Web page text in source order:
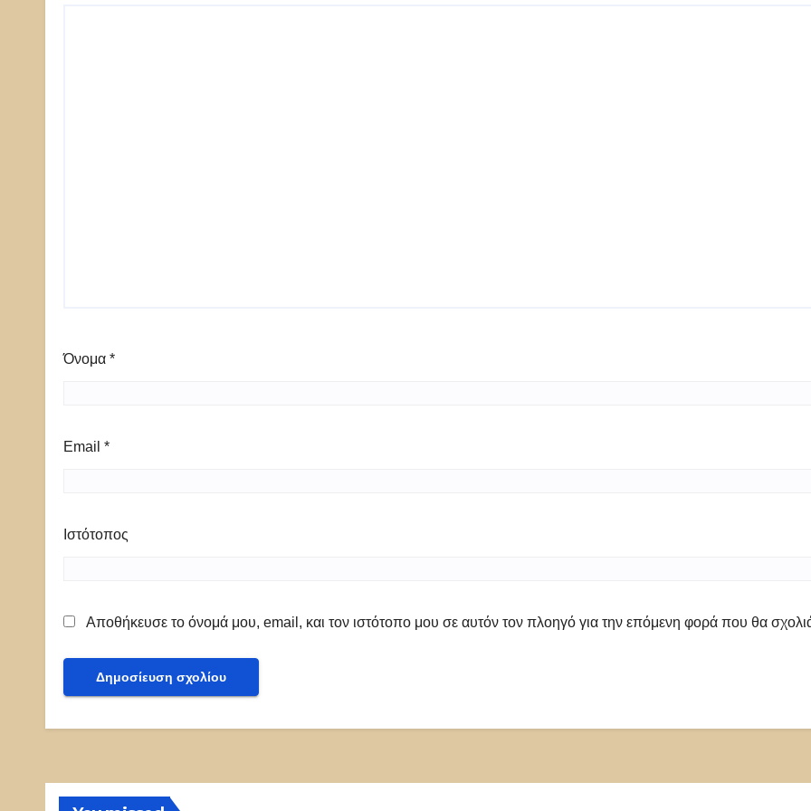
Όνομα *
Email *
Ιστότοπος
Αποθήκευσε το όνομά μου, email, και τον ιστότοπο μου σε αυτόν τον πλοηγό για την επόμενη φορά που θα